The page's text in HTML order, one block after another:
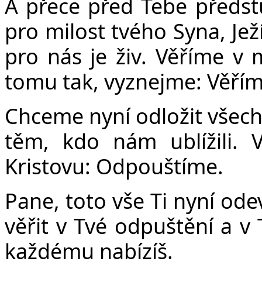
A přece před Tebe
pro milost tvého Syna,
pro nás je živ. Věříme v
tomu tak, vyznejme:
Chceme nyní odložit
těm, kdo nám ublížili.
Kristovu: Odpouštíme.
Pane, toto vše Ti nyní
věřit v Tvé odpuštění a v
každému nabízíš.